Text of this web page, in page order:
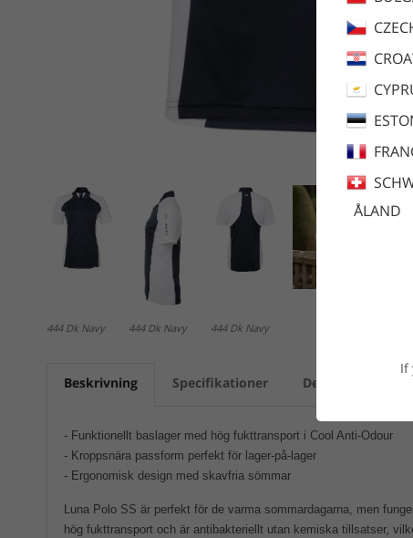
ÅLAND
If
444 Dk Navy 444 Dk Navy 444 Dk Navy
Beskrivning Specifikationer Dela
- Funktionellt baslager med hög fukttransport i Cool Anti-Odour
- Kroppsnära passform perfekt för lager-på-lager
- Ergonomisk design med skavfria sömmar
Luna Polo SS är perfekt för de varma sommardagarna, men
hög fukttransport och är antibakteriellt utan kemiska tillsatser,